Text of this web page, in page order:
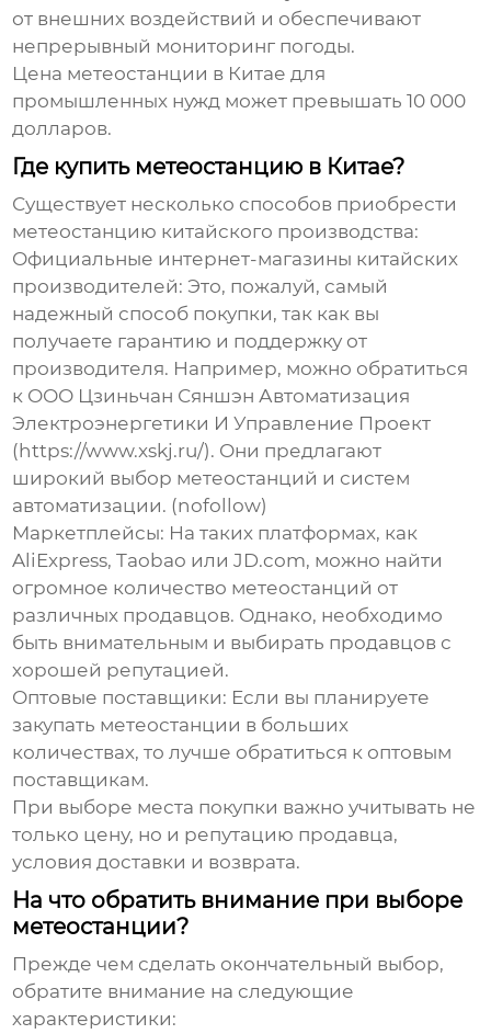
от внешних воздействий и обеспечивают
непрерывный мониторинг погоды.
Цена метеостанции в Китае для
промышленных нужд может превышать 10 000
долларов.
Где купить метеостанцию в Китае?
Существует несколько способов приобрести
метеостанцию китайского производства:
Официальные интернет-магазины китайских
производителей: Это, пожалуй, самый
надежный способ покупки, так как вы
получаете гарантию и поддержку от
производителя. Например, можно обратиться
к ООО Цзиньчан Сяншэн Автоматизация
Электроэнергетики И Управление Проект
(https://www.xskj.ru/). Они предлагают
широкий выбор метеостанций и систем
автоматизации. (nofollow)
Маркетплейсы: На таких платформах, как
AliExpress, Taobao или JD.com, можно найти
огромное количество метеостанций от
различных продавцов. Однако, необходимо
быть внимательным и выбирать продавцов с
хорошей репутацией.
Оптовые поставщики: Если вы планируете
закупать метеостанции в больших
количествах, то лучше обратиться к оптовым
поставщикам.
При выборе места покупки важно учитывать не
только цену, но и репутацию продавца,
условия доставки и возврата.
На что обратить внимание при выборе
метеостанции?
Прежде чем сделать окончательный выбор,
обратите внимание на следующие
характеристики: